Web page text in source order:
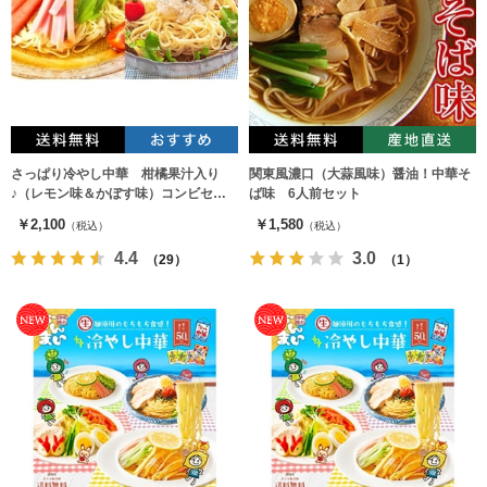
さっぱり冷やし中華 柑橘果汁入り
♪（レモン味＆かぼす味）コンビセッ
￥2,100 （税込）
4.4 （29）
関東風濃口（大蒜風味）醤油！中華そ
ば味 6人前セット
￥1,580 （税込）
3.0 （1）